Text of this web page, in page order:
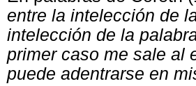
entre la intelección de
intelección de la
primer caso me sale al
puede adentrarse en